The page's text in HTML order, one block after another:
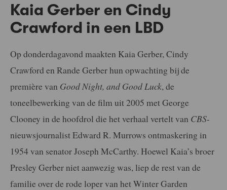
Kaia Gerber en Cindy
Crawford in een LBD
Op donderdagavond maakten Kaia Gerber, Cindy
Crawford en Rande Gerber hun opwachting bij de
première van Good Night, and Good Luck, de
toneelbewerking van de film uit 2005 met George
Clooney in de hoofdrol die het verhaal vertelt van CBS-
nieuwsjournalist Edward R. Murrows ontmaskering in
1954 van senator Joseph McCarthy. Hoewel Kaia’s broer
Presley Gerber niet aanwezig was, liep de rest van de
familie over de rode loper van het Winter Garden